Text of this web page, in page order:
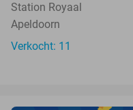
Station Royaal
Apeldoorn
Verkocht: 11